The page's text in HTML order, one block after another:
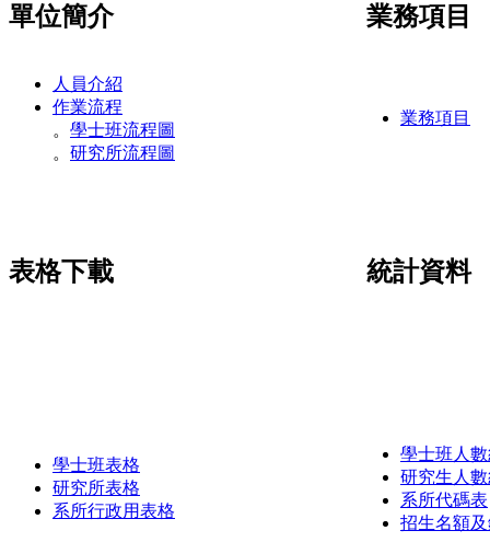
單位簡介 業務項目
人員介紹
作業流程
。 學士班流程圖
。 研究所流程圖
業務項目
表格下載 統計資料
學士班表格
研究所表格
系所行政用表格
學士班人
研究生人
系所代碼表
招生名額